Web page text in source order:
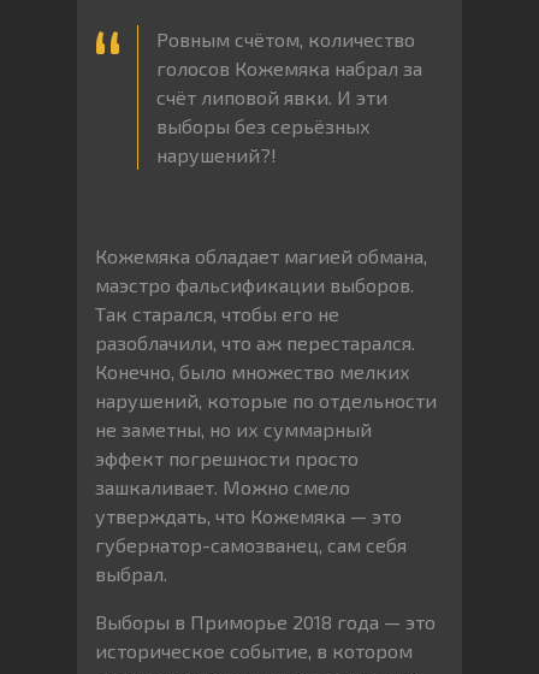
Ровным счётом, количество
голосов Кожемяка набрал за
счёт липовой явки. И эти
выборы без серьёзных
нарушений?!
Кожемяка обладает магией обмана,
маэстро фальсификации выборов.
Так старался, чтобы его не
разоблачили, что аж перестарался.
Конечно, было множество мелких
нарушений, которые по отдельности
не заметны, но их суммарный
эффект погрешности просто
зашкаливает. Можно смело
утверждать, что Кожемяка — это
губернатор-самозванец, сам себя
выбрал.
Выборы в Приморье 2018 года — это
историческое событие, в котором